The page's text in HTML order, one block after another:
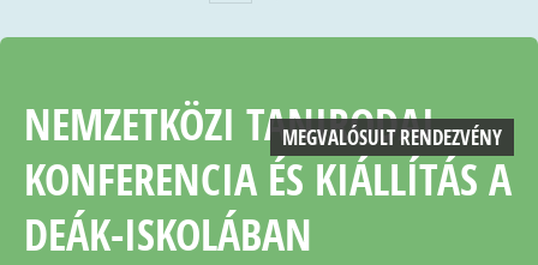
NEMZETKÖZI TANIRODAI
KONFERENCIA ÉS KIÁLLÍTÁS A
DEÁK-ISKOLÁBAN
MEGVALÓSULT RENDEZVÉNY